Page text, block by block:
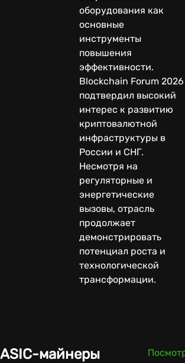
оборудования как
основные
инструменты
повышения
эффективности.
Blockchain Forum 2026
подтвердил высокий
интерес к развитию
криптовалютной
инфраструктуры в
России и СНГ.
Несмотря на
регуляторные и
энергетические
вызовы, отрасль
продолжает
демонстрировать
потенциал роста и
технологической
трансформации.
ASIC-майнеры